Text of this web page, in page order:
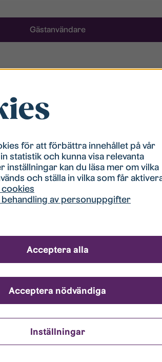
Gästanvändare
att söka boende måste du vara
Registrera ett konto
för att förbättra innehållet på vår
statistik och kunna visa relevanta
inställningar kan du läsa mer om vilka
och ställa in vilka som får
av personuppgifter
Inställningar
Acceptera nödvändiga
Acceptera alla